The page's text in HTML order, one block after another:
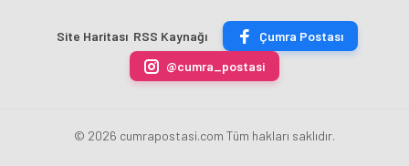
ÜRETİLECEK
Fatih
Karahan
oldu
uygulamasını
kaldırdı
erdi
Site Haritası RSS Kaynağı
Çumra Postası
@cumra_postasi
© 2026 cumrapostasi.com Tüm hakları saklıdır.